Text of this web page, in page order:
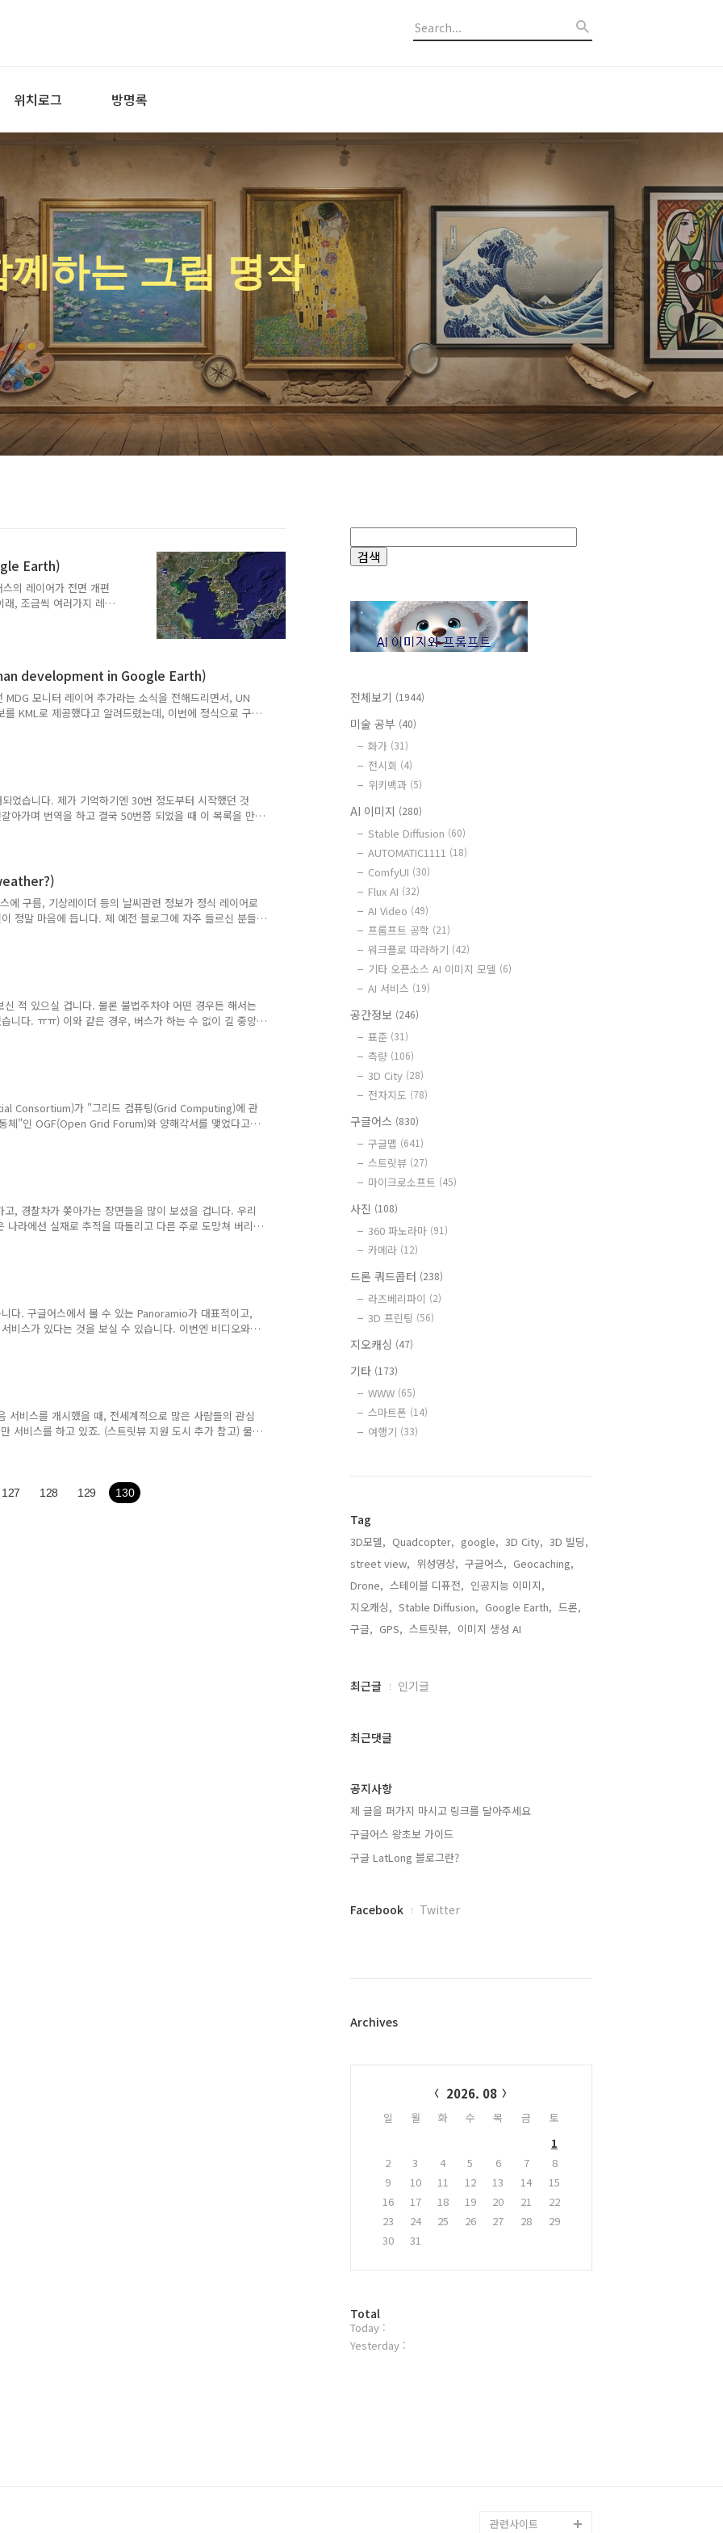
위치로그 방명록
하는 그림 명작
Earth)
의 레이어가 전면 개편
래, 조금씩 여러가지 레이
길어서 찾기 힘들었었
. 자세한 내용은 아래
니다. 아래 그림을 보면
수 있습니다. ====
layer..
development in Google Earth)
모니터 레이어 추가라는 소식을 전해드리면서, UN
KML로 제공했다고 알려드렸는데, 이번에 정식으로 구
식도, 그리고 바로 다음 소식도 레이어 변경에 관한 소식
아래 글을 읽어보시고 새천년 개발목표(MDG :
것은 북한에 아무런 정보가 등록되어 있지 않다는 걸 보
었습니다. 제가 기억하기엔 30번 정도부터 시작했던 것
아가며 번역을 하고 결국 50번쯤 되었을 때 이 목록을 만
았는데, 목록이 너무 많아지다보니 너무 귀찮기도 하고
, 이 글만 링크를 다는 방식으로 바꾼 후, 이 글의 내용
사스주 그린스버그, 토네이도 영상(Greensburg,
구름, 기상레이더 등의 날씨관련 정보가 정식 레이어로
정말 마음에 듭니다. 제 예전 블로그에 자주 들르신 분들
(Blue Marble)이라는 글을 기억하실지 모르겠는데요, 그
기억하실 수 있을 것이입니다. 이제 실시간 구름영상이
영상입니다.) 다만 몇가지 아쉬운 점이라면.... 우선 블루
적 있으실 겁니다. 물론 불법주차야 어떤 경우든 해서는
니다. ㅠㅠ) 이와 같은 경우, 버스가 하는 수 없이 길 중앙
. 이런 경우, 버스운전자이든 일반 시민이든 누구나 신고
고 전화번호를 외우거나 저장해 있는 사람이 누가 있겠
자세한 내용은 BostonNOW의 Bus stop parkers
Consortium)가 "그리드 컴퓨팅(Grid Computing)에 관
체"인 OGF(Open Grid Forum)와 양해각서를 맺었다고
. - Integrate OGC's OpenGIS Web Processing
end" processing environments to enable large-
, 경찰차가 쫒아가는 장면들을 많이 보셨을 겁니다. 우리
라에선 실재로 추적을 따돌리고 다른 주로 도망쳐 버리
발생할 것이라고 생각합니다. 사실, 영화에서야 재미있
짝이 없습니다. 범인이야 그렇다 쳐도, 경찰입장에서는
곳은 http://starchase.org/이고요, 작동원리는
다. 구글어스에서 볼 수 있는 Panoramio가 대표적이고,
비스가 있다는 것을 보실 수 있습니다. 이번엔 비디오와
는 사이트인데요, 비디오와 GPS정보를 올려주면 등록이
아래는 첫화면에 나온 비디오중 하나를 골라본 것입니
구글맵 스트릿뷰가 정말 비슷하다는 것을 아실 수 있을
비스를 개시했을 때, 전세계적으로 많은 사람들의 관심
서비스를 하고 있죠. (스트릿뷰 지원 도시 추가 참고) 물
는 되야죠, EveryScape, 베타서비스 시작 등을 읽어보
있습니다. 짝 퉁 스트릿뷰라고 썼습니다만, 사실 짝퉁은
와 360도 파노라마 사진을 제공하고 있습니다. 아래 영
127 128 129 130
전체보기 (1944)
미술 공부 (40)
화가 (31)
전시회 (4)
위키백과 (5)
AI 이미지 (280)
Stable Diffusion (60)
AUTOMATIC1111 (18)
ComfyUI (30)
Flux AI (32)
AI Video (49)
프롬프트 공학 (21)
워크플로 따라하기 (42)
기타 오픈소스 AI 이미지 모델 (6)
AI 서비스 (19)
공간정보 (246)
표준 (31)
측량 (106)
3D City (28)
전자지도 (78)
구글어스 (830)
구글맵 (641)
스트릿뷰 (27)
마이크로소프트 (45)
사진 (108)
360 파노라마 (91)
카메라 (12)
드론 쿼드콥터 (238)
라즈베리파이 (2)
3D 프린팅 (56)
지오캐싱 (47)
기타 (173)
WWW (65)
스마트폰 (14)
여행기 (33)
Tag
3D모델, Quadcopter, google, 3D City, 3D 빌딩,
street view, 위성영상, 구글어스, Geocaching,
Drone, 스테이블 디퓨전, 인공지능 이미지,
지오캐싱, Stable Diffusion, Google Earth, 드론,
구글, GPS, 스트릿뷰, 이미지 생성 AI,
최
과
글
최근글 인기글
최근댓글
공지사항
제 글을 퍼가지 마시고 링크를 달아주세요
구글어스 왕초보 가이드
구글 LatLong 블로그란?
페
플
Facebook Twitter
Archives
2026. 08
일 월 화 수 목 금
토
1
2
3 4 5 6 7
8
9
10 11 12 13 14
15
16
17 18 19 20 21
22
23
24 25 26 27 28
29
30
31
방
문
자
Total
Today :
Yesterday :
관련사이트